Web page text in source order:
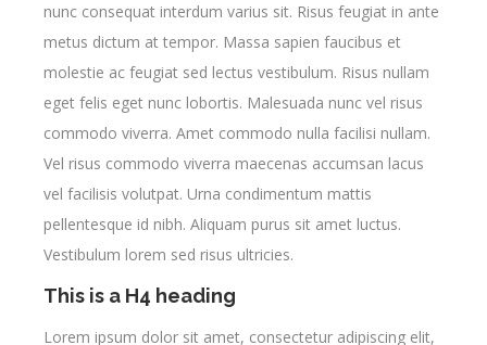
nunc consequat interdum varius sit. Risus feugiat in ante
metus dictum at tempor. Massa sapien faucibus et
molestie ac feugiat sed lectus vestibulum. Risus nullam
eget felis eget nunc lobortis. Malesuada nunc vel risus
commodo viverra. Amet commodo nulla facilisi nullam.
Vel risus commodo viverra maecenas accumsan lacus
vel facilisis volutpat. Urna condimentum mattis
pellentesque id nibh. Aliquam purus sit amet luctus.
Vestibulum lorem sed risus ultricies.
This is a H4 heading
Lorem ipsum dolor sit amet, consectetur adipiscing elit,